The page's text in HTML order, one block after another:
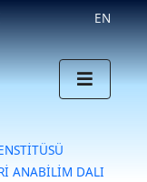
EN
ANABİLİM DALI